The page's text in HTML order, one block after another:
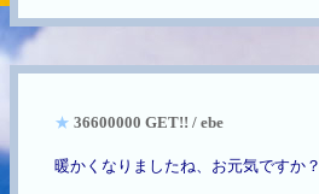
★ 36600000 GET!! / ebe
暖かくなりましたね、お元気ですか？